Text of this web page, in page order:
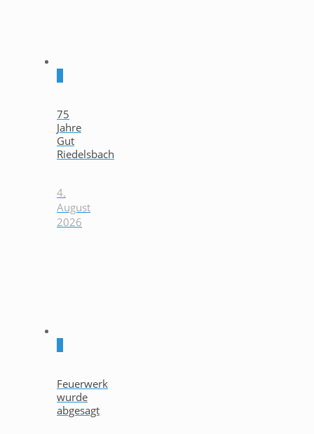
75
Jahre
Gut
Riedelsbach
4.
August
2026
Feuerwerk
wurde
abgesagt